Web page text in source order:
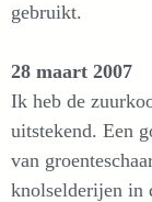
gebruikt.
28 maart 2007
Ik heb de
uitstekend. Een
van
knolselderijen in